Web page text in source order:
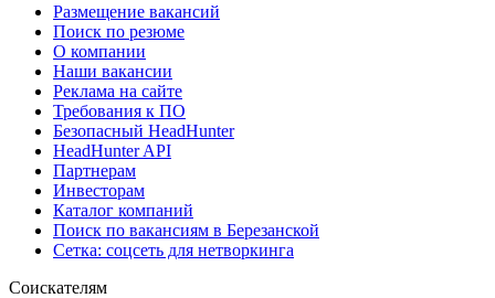
Размещение вакансий
Поиск по резюме
О компании
Наши вакансии
Реклама на сайте
Требования к ПО
Безопасный HeadHunter
HeadHunter API
Партнерам
Инвесторам
Каталог компаний
Поиск по вакансиям в Березанской
Сетка: соцсеть для нетворкинга
Соискателям